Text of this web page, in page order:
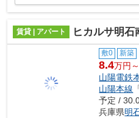
賃貸 | アパート ヒカルサ明石
敷0 新築
8.4万円
山陽電鉄
山陽本線
予定 /
兵庫県明